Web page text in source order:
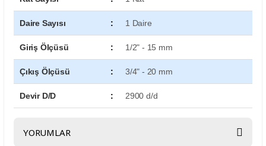
Daire Sayısı : 1 Daire
Giriş Ölçüsü : 1/2" - 15 mm
Çıkış Ölçüsü : 3/4" - 20 mm
Devir D/D : 2900 d/d
YORUMLAR